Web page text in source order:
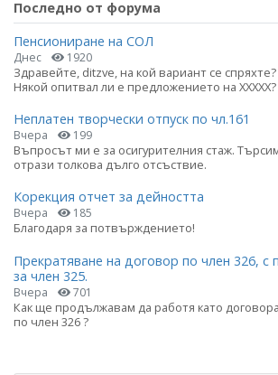
Последно от форума
Пенсиониране на СОЛ
Днес 1920
Здравейте, ditzve, на кой вариант се
Някой опитвал ли е предложението на ХХХХХ?
Неплатен творчески отпуск по чл.161
Вчера 199
Въпросът ми е за осигурителния стаж.
отрази толкова дълго отсъствие.
Корекция отчет за дейността
Вчера 185
Благодаря за потвърждението!
Прекратяване на договор по член 326, с
за член 325.
Вчера 701
Как ще продължавам да работя като
по член 326 ?